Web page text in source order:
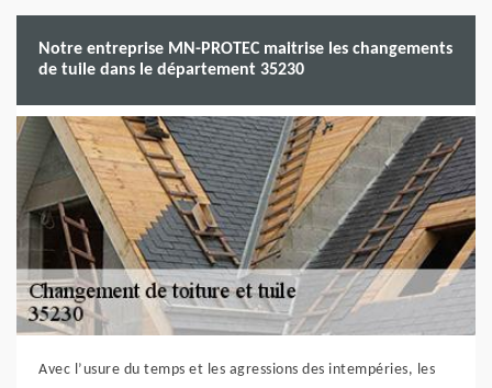
Notre entreprise MN-PROTEC maitrise les changements
de tuile dans le département 35230
Avec l’usure du temps et les agressions des intempéries, les